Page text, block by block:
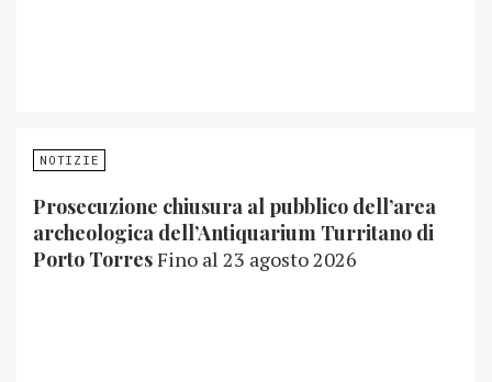
NOTIZIE
Prosecuzione chiusura al pubblico dell’area
archeologica dell’Antiquarium Turritano di
Porto TorresFino al 23 agosto 2026